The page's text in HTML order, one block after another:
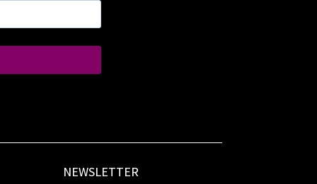
NEWSLETTER